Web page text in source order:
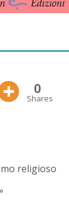
0
Shares
religioso